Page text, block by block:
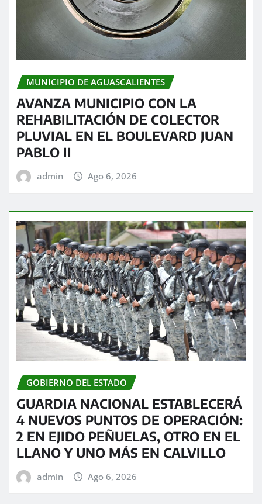
MUNICIPIO DE AGUASCALIENTES
AVANZA MUNICIPIO CON LA
REHABILITACIÓN DE COLECTOR
PLUVIAL EN EL BOULEVARD JUAN
PABLO II
admin Ago 6, 2026
GOBIERNO DEL ESTADO
GUARDIA NACIONAL ESTABLECERÁ
4 NUEVOS PUNTOS DE OPERACIÓN:
2 EN EJIDO PEÑUELAS, OTRO EN EL
LLANO Y UNO MÁS EN CALVILLO
admin Ago 6, 2026